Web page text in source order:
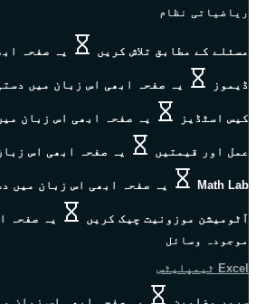
ریاضیاتی نظام
مسئلے کے مطابق تلاش کریں یہ صفحہ
ڈیموز یہ صفحہ ابھی اس زبان میں
کیس اسٹڈیز یہ صفحہ ابھی اس زبان
عمل اور قیمتیں یہ صفحہ ابھی اس
Math Lab یہ صفحہ ابھی اس زبان میں
آٹومیشن موزونیت چیک کریں یہ صفحہ
موجودہ وسائل
Excel ٹیمپلیٹس